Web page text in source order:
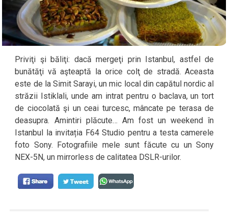
Priviţi şi băliţi: dacă mergeţi prin Istanbul, astfel de
bunătăţi vă aşteaptă la orice colţ de stradă. Aceasta
este de la Simit Sarayi, un mic local din capătul nordic al
străzii Istiklali, unde am intrat pentru o baclava, un tort
de ciocolată şi un ceai turcesc, mâncate pe terasa de
deasupra. Amintiri plăcute… Am fost un weekend în
Istanbul la invitația F64 Studio pentru a testa camerele
foto Sony. Fotografiile mele sunt făcute cu un Sony
NEX-5N, un mirrorless de calitatea DSLR-urilor.